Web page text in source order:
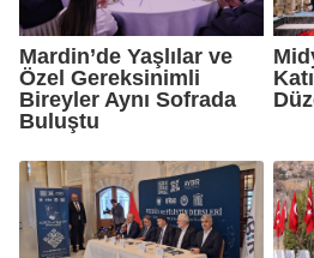
Mardin’de Yaşlılar ve
Özel Gereksinimli
Bireyler Aynı Sofrada
Buluştu